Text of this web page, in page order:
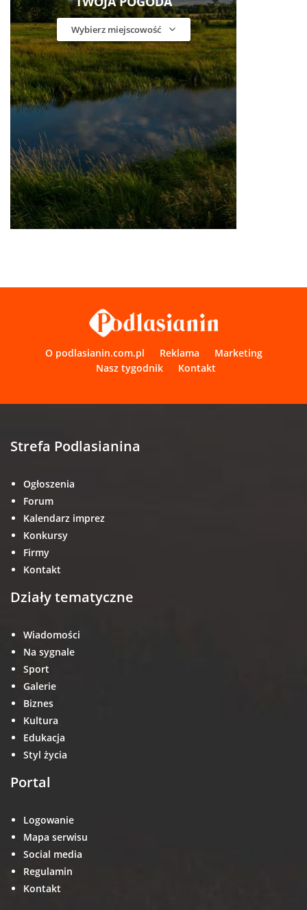
Wybierz miejscowość
O podlasianin.com.pl Reklama
Marketing
Nasz tygodnik
Kontakt
Strefa Podlasianina
Ogłoszenia
Forum
Kalendarz imprez
Konkursy
Firmy
Kontakt
Działy tematyczne
Wiadomości
Na sygnale
Sport
Galerie
Biznes
Kultura
Edukacja
Styl życia
Portal
Logowanie
Mapa serwisu
Social media
Regulamin
Kontakt